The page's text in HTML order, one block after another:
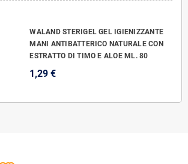
WALAND STERIGEL GEL IGIENIZZANTE
MANI ANTIBATTERICO NATURALE CON
ESTRATTO DI TIMO E ALOE ML. 80
1,29 €